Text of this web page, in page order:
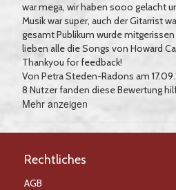
war mega, wir haben sooo gelacht
Musik war super, auch der Gitarrist
gesamt Publikum wurde
lieben alle die Songs von Howard
Thankyou for feedback!
Von Petra Steden-Radons am
8 Nutzer fanden diese Bewertung
Mehr anzeigen
Rechtliches
AGB